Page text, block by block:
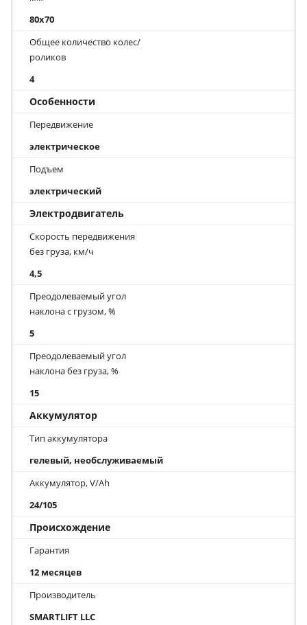
80x70
Общее количество колес/
роликов
4
Особенности
Передвижение
электрическое
Подъем
электрический
Электродвигатель
Скорость передвижения
без груза, км/ч
4,5
Преодолеваемый угол
наклона с грузом, %
5
Преодолеваемый угол
наклона без груза, %
15
Аккумулятор
Тип аккумулятора
гелевый, необслуживаемый
Аккумулятор, V/Ah
24/105
Происхождение
Гарантия
12 месяцев
Производитель
SMARTLIFT LLC